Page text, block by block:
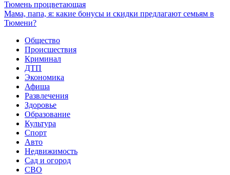
Тюмень процветающая
Мама, папа, я: какие бонусы и скидки предлагают семьям в
Тюмени?
Общество
Происшествия
Криминал
ДТП
Экономика
Афиша
Развлечения
Здоровье
Образование
Культура
Спорт
Авто
Недвижимость
Сад и огород
СВО